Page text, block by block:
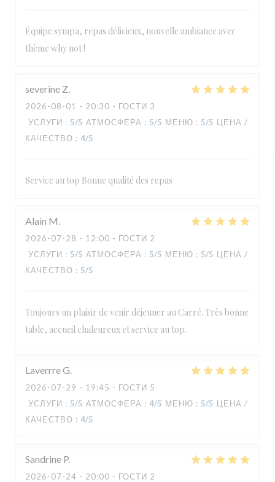
Équipe sympa, repas délicieux, nouvelle ambiance avec
thème why not !
severine Z
2026-08-01 - 20:30 - ГОСТИ 3
УСЛУГИ : 5/5 АТМОСФЕРА : 5/5 МЕНЮ : 5/5 ЦЕНА /
КАЧЕСТВО : 4/5
Service au top Bonne qualité des repas
Alain M
2026-07-28 - 12:00 - ГОСТИ 2
УСЛУГИ : 5/5 АТМОСФЕРА : 5/5 МЕНЮ : 5/5 ЦЕНА /
КАЧЕСТВО : 5/5
Toujours un plaisir de venir déjeuner au Carré. Très bonne
table, accueil chaleureux et service au top.
LaverrreG
2026-07-29 - 19:45 - ГОСТИ 5
УСЛУГИ : 5/5 АТМОСФЕРА : 4/5 МЕНЮ : 5/5 ЦЕНА /
КАЧЕСТВО : 4/5
Sandrine P
2026-07-24 - 20:00 - ГОСТИ 2